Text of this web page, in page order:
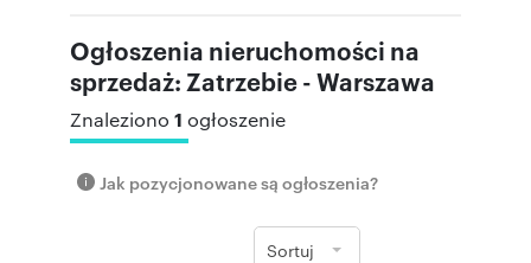
Ogłoszenia nieruchomości na
sprzedaż: Zatrzebie - Warszawa
Znaleziono 1 ogłoszenie
Jak pozycjonowane są ogłoszenia?
Sortuj